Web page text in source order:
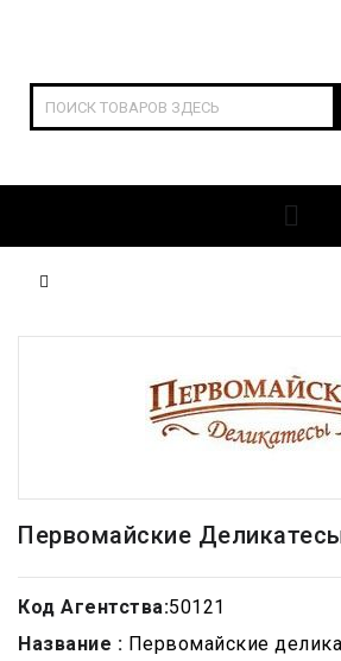
Первомайские
Код Агентства:50121
Название : Первомайские